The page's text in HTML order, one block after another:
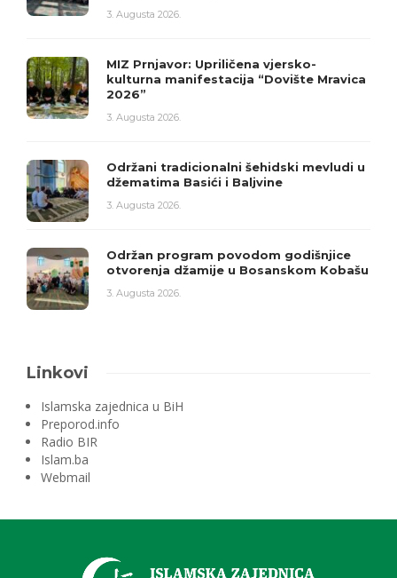
3. Augusta 2026.
MIZ Prnjavor: Upriličena vjersko-
kulturna manifestacija “Dovište Mravica
2026”
3. Augusta 2026.
Održani tradicionalni šehidski mevludi u
džematima Basići i Baljvine
3. Augusta 2026.
Održan program povodom godišnjice
otvorenja džamije u Bosanskom Kobašu
3. Augusta 2026.
Linkovi
Islamska zajednica u BiH
Preporod.info
Radio BIR
Islam.ba
Webmail